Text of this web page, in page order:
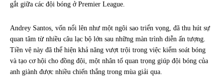
gắt giữa các đội bóng ở Premier League.
Andrey Santos, vốn nổi lên như một ngôi sao triển vọng, đã thu hút sự
quan tâm từ nhiều câu lạc bộ lớn sau những màn trình diễn ấn tượng.
Tiền vệ này đã thể hiện khả năng vượt trội trong việc kiểm soát bóng
và tạo cơ hội cho đồng đội, một nhân tố quan trọng giúp đội bóng của
anh giành được nhiều chiến thắng trong mùa giải qua.